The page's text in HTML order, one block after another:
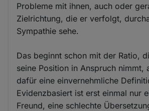
Probleme mit ihnen, auch oder
Zielrichtung, die er verfolgt,
Sympathie sehe.
Das beginnt schon mit der Ratio,
seine Position in Anspruch nimmt,
dafür eine einvernehmliche
Evidenzbasiert ist erst einmal nur
Freund, eine schlechte